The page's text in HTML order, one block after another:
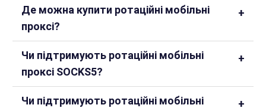
Де можна купити ротаційні мобільні
проксі?
Чи підтримують ротаційні мобільні
проксі SOCKS5?
Чи підтримують ротаційні мобільні